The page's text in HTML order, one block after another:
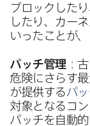
ブロックした
したり、​カー
いった​ことが
パッチ管理 ：
危険に​さらす​
が​提供する パ
対象と​なる​コ
パッチを​自動